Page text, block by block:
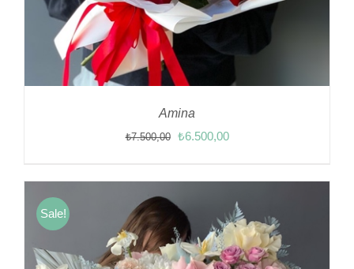
Amina
₺7.500,00
Orijinal
₺7.500,00.
₺6.500,00Şu
fiyat:
₺6.500,00.
Sale!